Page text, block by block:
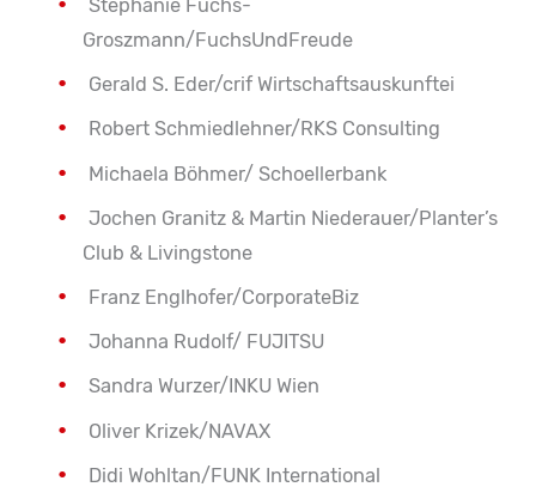
Stephanie Fuchs-
Groszmann/FuchsUndFreude
Gerald S. Eder/crif Wirtschaftsauskunftei
Robert Schmiedlehner/RKS Consulting
Michaela Böhmer/ Schoellerbank
Jochen Granitz & Martin Niederauer/Planter’s
Club & Livingstone
Franz Englhofer/CorporateBiz
Johanna Rudolf/ FUJITSU
Sandra Wurzer/INKU Wien
Oliver Krizek/NAVAX
Didi Wohltan/FUNK International